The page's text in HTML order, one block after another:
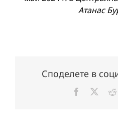
Атанас
Споделете в
Facebook